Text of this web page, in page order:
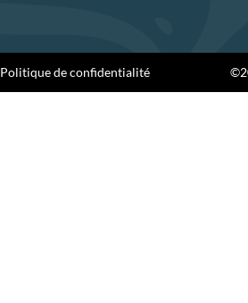
Politique de confidentialité